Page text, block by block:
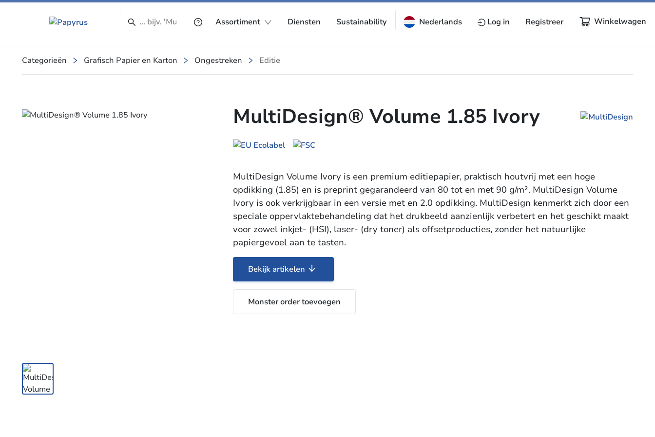
Assortiment Diensten Sustainability Nederlands Log in Registreer Winkelwagen
Categorieën Grafisch Papier en Karton Ongestreken Editie
Slide 1 of 1 MultiDesign® Volume 1.85 Ivory
MultiDesign Volume Ivory is een premium editiepapier, praktisch houtvrij met een hoge
opdikking (1.85) en is preprint gegarandeerd van 80 tot en met 90 g/m². MultiDesign Volume
Ivory is ook verkrijgbaar in een versie met en 2.0 opdikking. MultiDesign kenmerkt zich door een
speciale oppervlaktebehandeling dat het drukbeeld aanzienlijk verbetert en het geschikt maakt
voor zowel inkjet- (HSI), laser- (dry toner) als offsetproducties, zonder het natuurlijke
papiergevoel aan te tasten.
Bekijk artikelen
Monster order toevoegen